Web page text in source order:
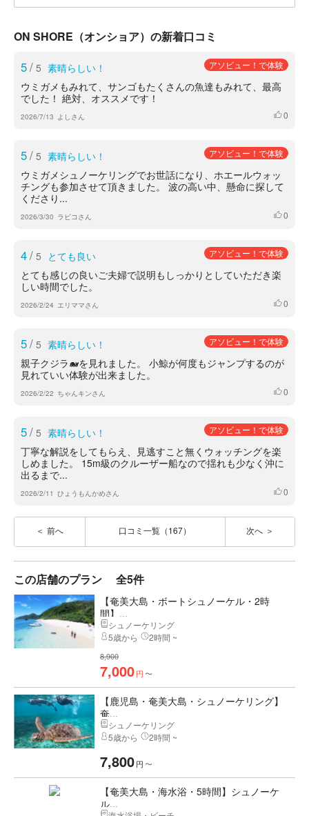
ON SHORE（オンショア）の新着口コミ
5/ 5 素晴らしい！ アソビュー！で体験
ウミガメもみれて、サンゴもたくさんの魚達もみれて、最高
でした！ 絶対、オススメです！
2026/7/13 よしさん いいね
0
5/ 5 素晴らしい！ アソビュー！で体験
ウミガメシュノーケリングでお世話になり、ホエールウォッ
チングも参加させて頂きました。 波の高い中、懸命に探して
くださり...
2026/3/30 ラビコさん いいね
0
4/ 5 とても良い アソビュー！で体験
とても感じの良いご夫婦で説明もしっかりとしていただき楽
しい時間でした。
2026/2/24 エリママさん いいね
0
5/ 5 素晴らしい！ アソビュー！で体験
親子クジラ🐋を見れました。 小鯨が何度もジャンプするのが
見れていい体験が出来ました。
2026/2/22 ちゃんキンさん いいね
0
5/ 5 素晴らしい！ アソビュー！で体験
丁寧な解説をしてもらえ、見逃すこと無くウォッチングを楽
しめました。 15m級のクルーザー船なので揺れも少なく沖に
出るまで...
2026/2/11 ひょうもんかめさん いいね
0
前へ 口コミ一覧（167） 次へ
この店舗のプラン 全5件
【奄美大島・ボートシュノーケル・2時
間】...
シュノーケリング
5歳から
2時間 ~
8,900
7,000円 〜
【鹿児島・奄美大島・シュノーケリング】
奄...
シュノーケリング
5歳から
2時間 ~
7,800円 〜
【奄美大島・海水浴・5時間】シュノーケ
ル...